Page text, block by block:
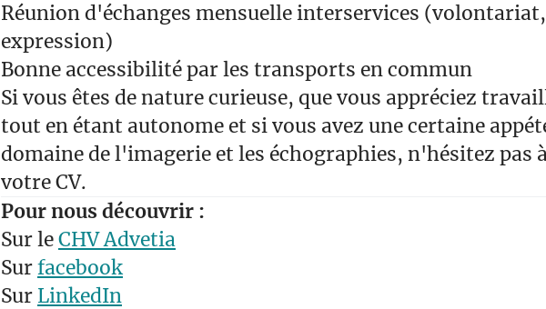
Réunion d'échanges mensuelle interservices
expression)
Bonne accessibilité par les transports en commun
Si vous êtes de nature curieuse, que vous appréciez
tout en étant autonome et si vous avez une certaine
domaine de l'imagerie et les échographies, n'hésitez pas
votre CV.
Pour nous découvrir :
Sur leCHV Advetia
Surfacebook
Sur LinkedIn